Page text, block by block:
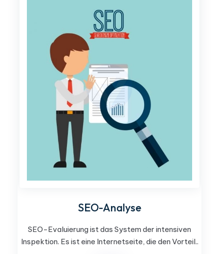
SEO-Analyse
SEO-Evaluierung ist das System der intensiven
Inspektion. Es ist eine Internetseite, die den Vorteil..